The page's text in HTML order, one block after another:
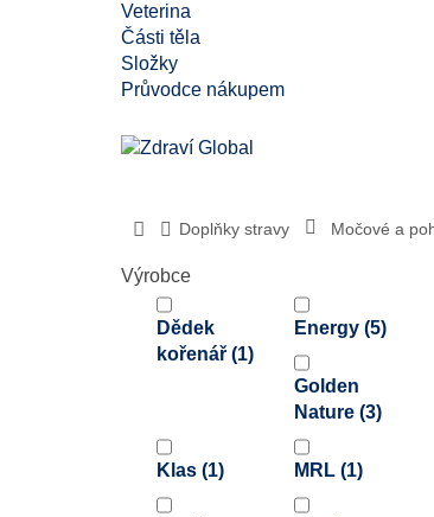
Veterina
Části těla
Složky
Průvodce nákupem
Doplňky stravy Močové a
Výrobce
Dědek
kořenář (1)
Energy(5)
Golden
Nature(3)
Klas (1) MRL(1)